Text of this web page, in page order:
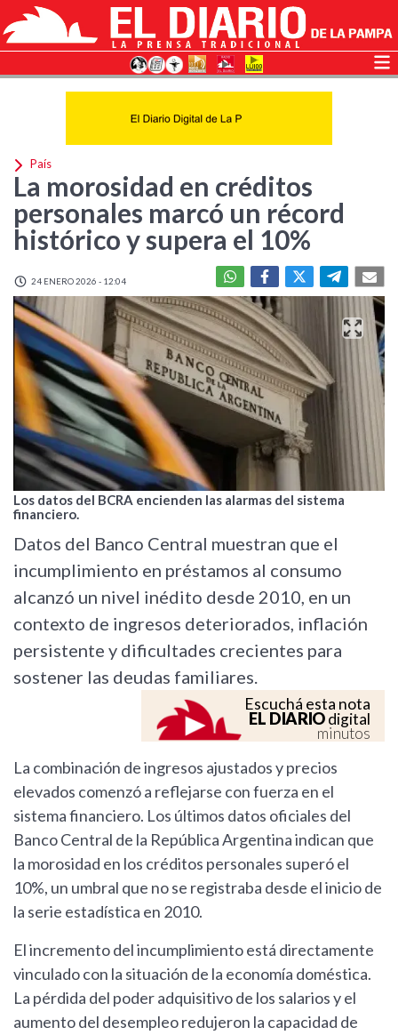
País
La morosidad en créditos
personales marcó un récord
histórico y supera el 10%
24 ENERO 2026 - 12:04
Los datos del BCRA encienden las alarmas del sistema
financiero.
Datos del Banco Central muestran que el
incumplimiento en préstamos al consumo
alcanzó un nivel inédito desde 2010, en un
contexto de ingresos deteriorados, inflación
persistente y dificultades crecientes para
sostener las deudas familiares.
Escuchá esta nota
EL DIARIOdigital
minutos
La combinación de ingresos ajustados y precios
elevados comenzó a reflejarse con fuerza en el
sistema financiero. Los últimos datos oficiales del
Banco Central de la República Argentina indican que
la morosidad en los créditos personales superó el
10%, un umbral que no se registraba desde el inicio de
la serie estadística en 2010.
El incremento del incumplimiento está directamente
vinculado con la situación de la economía doméstica.
La pérdida del poder adquisitivo de los salarios y el
aumento del desempleo redujeron la capacidad de